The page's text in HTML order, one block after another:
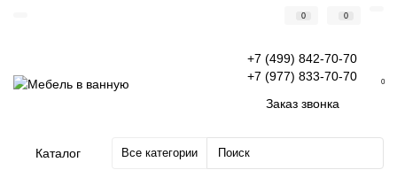
0 0
+7 (499) 842-70-70
+7 (977) 833-70-70
Заказ звонка
0
Каталог Все категории